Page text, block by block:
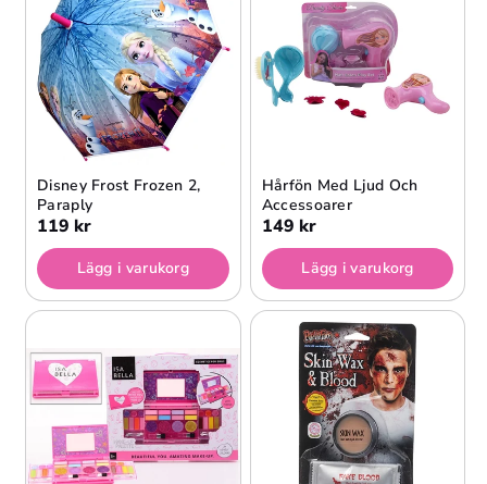
Disney Frost Frozen 2,
Paraply
119 kr
Lägg i varukorg
Hårfön Med Ljud Och
Accessoarer
149 kr
Lägg i varukorg